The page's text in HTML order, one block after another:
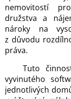
nemovitostí
družstva a
nároky na
z důvodu
práva.
Tuto činnost
vyvinutého
jednotlivých